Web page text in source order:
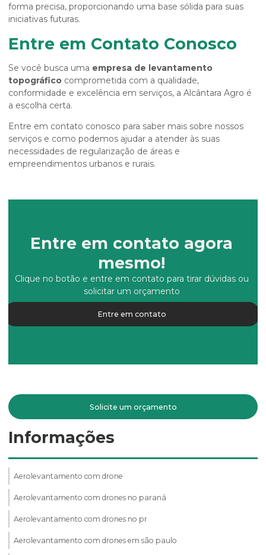
forma precisa, proporcionando uma base sólida para suas
iniciativas futuras.
Entre em Contato Conosco
Se você busca uma empresa de levantamento
topográfico comprometida com a qualidade,
conformidade e excelência em serviços, a Alcântara Agro é
a escolha certa.
Entre em contato conosco para saber mais sobre nossos
serviços e como podemos ajudar a atender às suas
necessidades de regularização de áreas e
empreendimentos urbanos e rurais.
Entre em contato agora
mesmo!
Clique no botão e entre em contato para tirar dúvidas ou
solicitar um orçamento
Entre em contato
Solicite um orçamento
Informações
Aerolevantamento com drone
Aerolevantamento com drones no paraná
Aerolevantamento com drones no pr
Aerolevantamento com drones em são paulo